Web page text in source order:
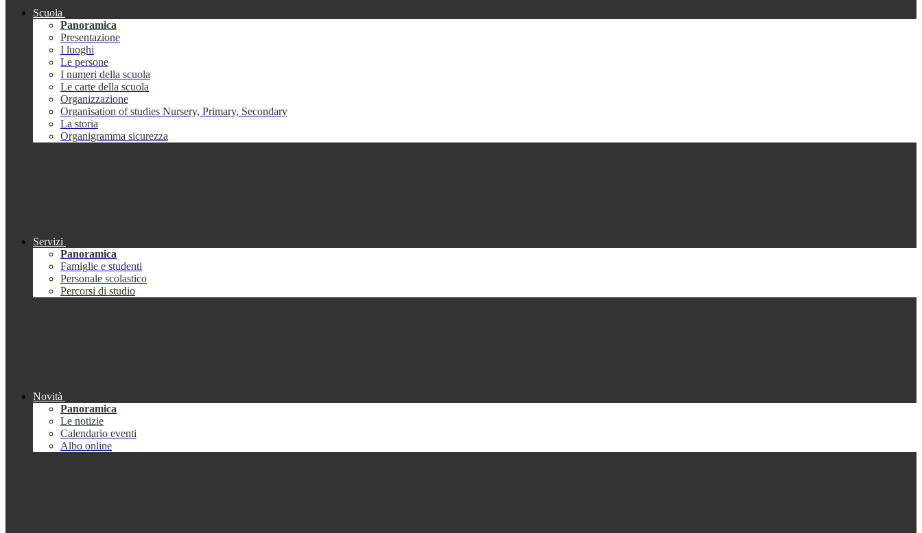
Scuola
Panoramica
Presentazione
I luoghi
Le persone
I numeri della scuola
Le carte della scuola
Organizzazione
Organisation of studies Nursery, Primary, Secondary
La storia
Organigramma sicurezza
Servizi
Panoramica
Famiglie e studenti
Personale scolastico
Percorsi di studio
Novità
Panoramica
Le notizie
Calendario eventi
Albo online